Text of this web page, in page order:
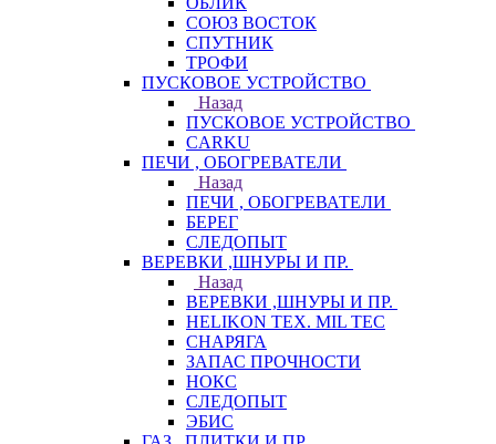
СОЮЗ ВОСТОК
СПУТНИК
ТРОФИ
ПУСКОВОЕ УСТРОЙСТВО
Назад
ПУСКОВОЕ УСТРОЙСТВО
CARKU
ПЕЧИ , ОБОГРЕВАТЕЛИ
Назад
ПЕЧИ , ОБОГРЕВАТЕЛИ
БЕРЕГ
СЛЕДОПЫТ
ВЕРЕВКИ ,ШНУРЫ И ПР.
Назад
ВЕРЕВКИ ,ШНУРЫ И ПР.
HELIKON TEX. MIL TEC
СНАРЯГА
ЗАПАС ПРОЧНОСТИ
НОКС
СЛЕДОПЫТ
ЭБИС